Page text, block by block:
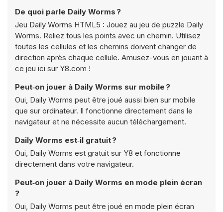
De quoi parle Daily Worms ?
Jeu Daily Worms HTML5 : Jouez au jeu de puzzle Daily
Worms. Reliez tous les points avec un chemin. Utilisez
toutes les cellules et les chemins doivent changer de
direction après chaque cellule. Amusez-vous en jouant à
ce jeu ici sur Y8.com !
Peut‑on jouer à Daily Worms sur mobile ?
Oui, Daily Worms peut être joué aussi bien sur mobile
que sur ordinateur. Il fonctionne directement dans le
navigateur et ne nécessite aucun téléchargement.
Daily Worms est‑il gratuit ?
Oui, Daily Worms est gratuit sur Y8 et fonctionne
directement dans votre navigateur.
Peut‑on jouer à Daily Worms en mode plein écran
?
Oui, Daily Worms peut être joué en mode plein écran